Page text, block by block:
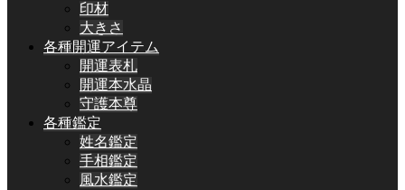
印材
大きさ
各種開運アイテム
開運表札
開運本水晶
守護本尊
各種鑑定
姓名鑑定
手相鑑定
風水鑑定